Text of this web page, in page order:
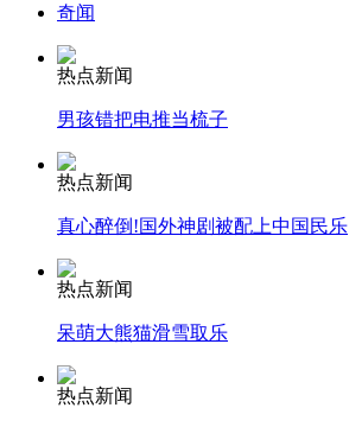
消防员救轻生者
纽约上演“枕头大战”
司机酒驾遇交警 急速倒车逃窜
奇闻
热点新闻
男孩错把电推当梳子
热点新闻
真心醉倒!国外神剧被配上中国民乐
热点新闻
呆萌大熊猫滑雪取乐
热点新闻